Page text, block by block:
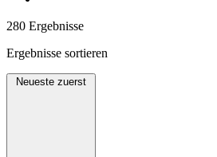
280 Ergebnisse
Ergebnisse sortieren
Neueste zuerst